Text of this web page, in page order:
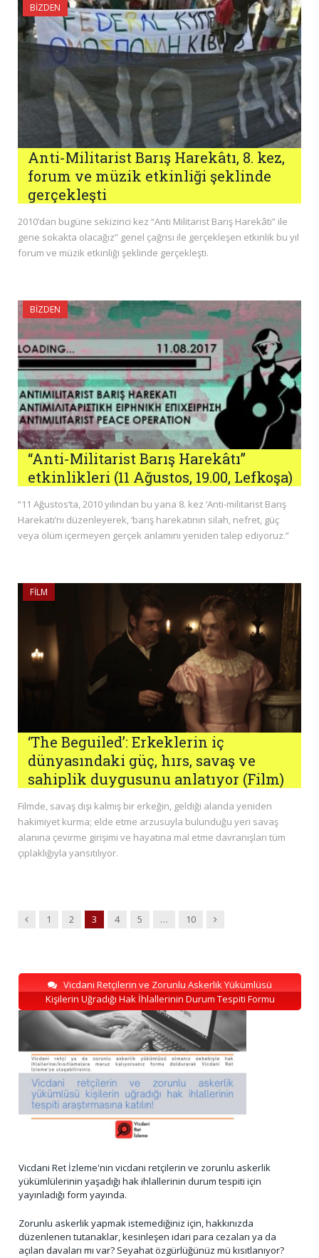
BIZDEN
Anti-Militarist Barış Harekâtı, 8. kez,
forum ve müzik etkinliği şeklinde
gerçekleşti
2010’dan bugüne sekizinci kez “Anti Militarist Barış Harekâtı” ile
gene sokakta olacağız” genel çağrısı ile gerçekleşen etkinlik bu yıl
forum ve müzik etkinliği şeklinde gerçekleşti.
BIZDEN
“Anti-Militarist Barış Harekâtı”
etkinlikleri (11 Ağustos, 19.00, Lefkoşa)
“11 Ağustos’ta, 2010 yılından bu yana 8. kez ‘Anti-militarist Barış
Harekatı’nı düzenleyerek, ‘barış harekatının silah, nefret, güç
veya ölüm içermeyen gerçek anlamını yeniden talep ediyoruz.”
FILM
‘The Beguiled’: Erkeklerin iç
dünyasındaki güç, hırs, savaş ve
sahiplik duygusunu anlatıyor (Film)
Filmde, savaş dışı kalmış bir erkeğin, geldiği alanda yeniden
hakimiyet kurma; elde etme arzusuyla bulunduğu yeri savaş
alanına çevirme girişimi ve hayatına mal etme davranışları tüm
çıplaklığıyla yansıtılıyor.
Previous
1 2 3 4 5 … 10 Next
Vicdani Retçilerin ve Zorunlu Askerlik Yükümlüsü
Kişilerin Uğradığı Hak İhlallerinin Durum Tespiti Formu
Vicdani Ret İzleme'nin vicdani retçilerin ve zorunlu askerlik
yükümlülerinin yaşadığı hak ihlallerinin durum tespiti için
yayınladığı form yayında.
Zorunlu askerlik yapmak istemediğiniz için, hakkınızda
düzenlenen tutanaklar, kesinleşen idari para cezaları ya da
açılan davaları mı var? Seyahat özgürlüğünüz mü kısıtlanıyor?